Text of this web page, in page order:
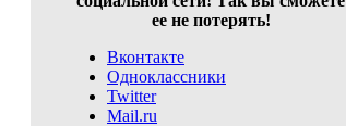
ее не потерять!
Вконтакте
Одноклассники
Twitter
Mail.ru